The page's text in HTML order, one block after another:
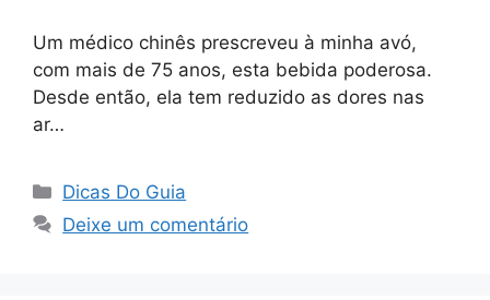
Um médico chinês prescreveu à minha avó,
com mais de 75 anos, esta bebida poderosa.
Desde então, ela tem reduzido as dores nas
ar…
Categorias
Dicas Do Guia
Deixe um comentário